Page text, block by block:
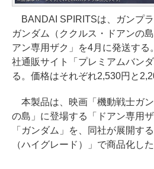
BANDAI SPIRITSは、ガンプ
ガンダム（ククルス・ドアンの
アン専用ザク」を4月に発送する
社通販サイト「プレミアムバン
る。価格はそれぞれ2,530円と
本製品は、映画「機動戦士ガ
の島」に登場する「ドアン専用
「ガンダム」を、同社が展開す
（ハイグレード）」で商品化した